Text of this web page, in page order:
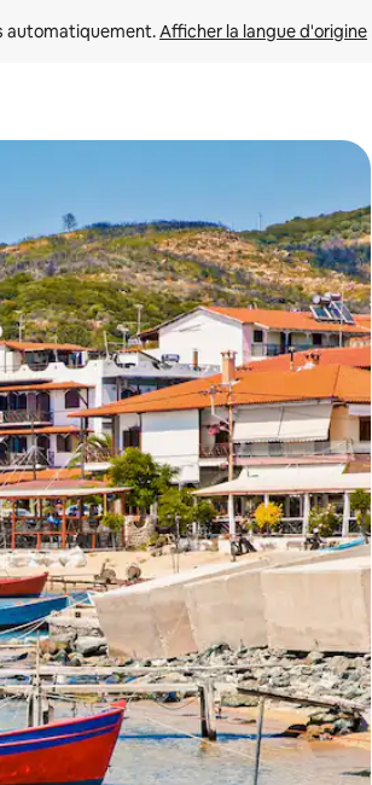
automatiquement. Afficher la langue d'origine
parcourir ou en appuyant et en faisant glisser.